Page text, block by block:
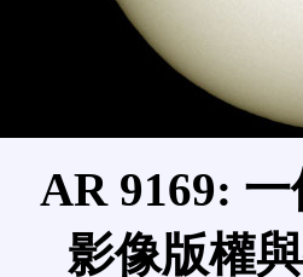
AR 9169:
影像版權